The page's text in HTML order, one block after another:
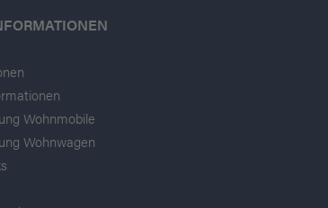
Wohnmobile
Wohnwagen